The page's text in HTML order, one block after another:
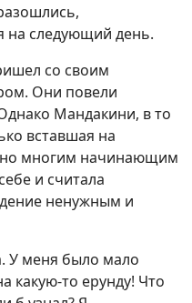
на следующий день.
со своим
Они повели
Мандакини, в то
вставшая на
многим начинающим
и считала
ненужным и
У меня было мало
какую-то ерунду! Что